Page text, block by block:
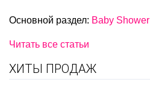
Основной раздел: Baby Shower
Читать все статьи
ХИТЫ ПРОДАЖ